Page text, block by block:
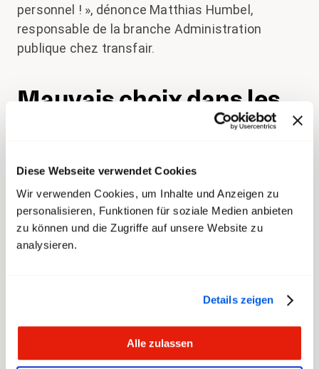
Diese Webseite verwendet Cookies
Wir verwenden Cookies, um Inhalte und Anzeigen zu
personalisieren, Funktionen für soziale Medien anbieten
zu können und die Zugriffe auf unsere Website zu
analysieren.
Details zeigen
Alle zulassen
personnel ! », dénonce Matthias Humbel,
responsable de la branche Administration
publique chez transfair.
Mauvais choix dans les
d’infrastructure ferroviaire doivent être réduites
de 200 millions de francs par an, les
contributions au transport régional de
minérales aux entreprises de transport
Cela devrait être compensé par des gains